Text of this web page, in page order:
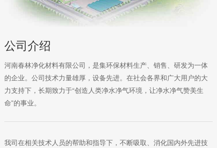
公司介绍
河南春林净化材料有限公司，是集环保材料生产、销售、研发为一体
的企业。公司技术力量雄厚，设备先进。在社会各界和广大用户的大
力支持下，长期致力于“创造人类净水净气环境，让净水净气赞美生
命”的事业。
我司在相关技术人员的帮助和指导下，不断吸取、消化国内外先进技